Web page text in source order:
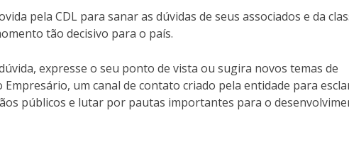
pela CDL para sanar as dúvidas de seus associados e da
tão decisivo para o país.
expresse o seu ponto de vista ou sugira novos temas de
um canal de contato criado pela entidade para
públicos e lutar por pautas importantes para o